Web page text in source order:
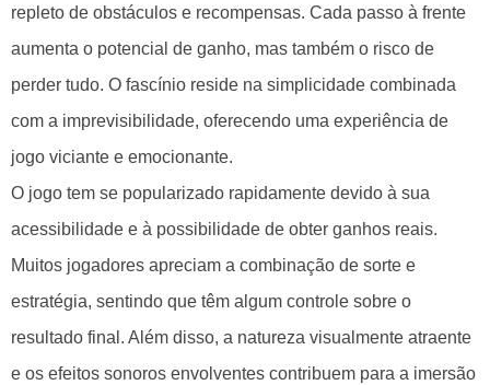
repleto de obstáculos e recompensas. Cada passo à frente
aumenta o potencial de ganho, mas também o risco de
perder tudo. O fascínio reside na simplicidade combinada
com a imprevisibilidade, oferecendo uma experiência de
jogo viciante e emocionante.
O jogo tem se popularizado rapidamente devido à sua
acessibilidade e à possibilidade de obter ganhos reais.
Muitos jogadores apreciam a combinação de sorte e
estratégia, sentindo que têm algum controle sobre o
resultado final. Além disso, a natureza visualmente atraente
e os efeitos sonoros envolventes contribuem para a imersão